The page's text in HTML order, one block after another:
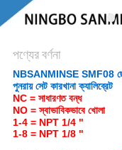
পণ্যের বর্ণনা
NBSANMINSE SMF08 ছোট
পুনরায় সেট কারখানা ক্যালিব্রেট
NC = সাধারণত বন্ধ
NO = স্বাভাবিকভাবে খোলা
1-4 = NPT 1/4 "
1-8 = NPT 1/8 "